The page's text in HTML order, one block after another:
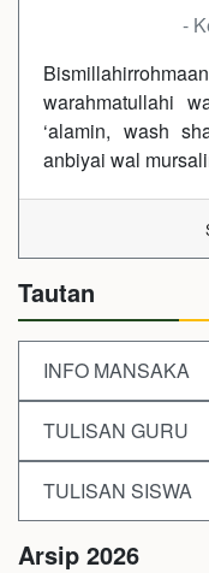
-
warahmatullahi
‘alamin, wash
anbiyai wal
Tautan
INFO MANSAKA
TULISAN GURU
TULISAN SISWA
Arsip 2026